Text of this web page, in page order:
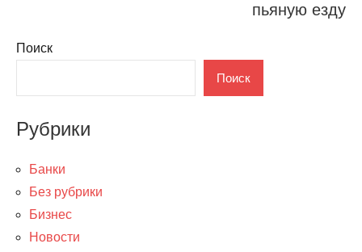
пьяную езду
Поиск
Поиск
Рубрики
Банки
Без рубрики
Бизнес
Новости